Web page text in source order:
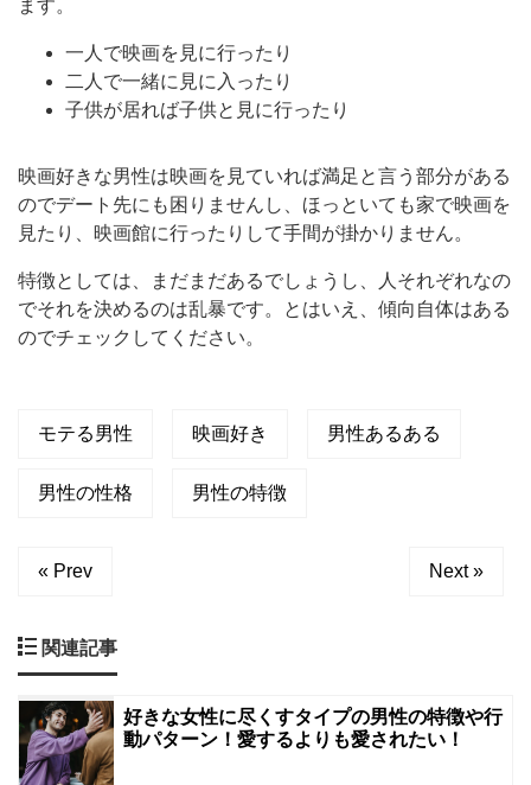
ます。
一人で映画を見に行ったり
二人で一緒に見に入ったり
子供が居れば子供と見に行ったり
映画好きな男性は映画を見ていれば満足と言う部分がある
のでデート先にも困りませんし、ほっといても家で映画を
見たり、映画館に行ったりして手間が掛かりません。
特徴としては、まだまだあるでしょうし、人それぞれなの
でそれを決めるのは乱暴です。とはいえ、傾向自体はある
のでチェックしてください。
モテる男性 映画好き 男性あるある
男性の性格 男性の特徴
« Prev Next »
関連記事
好きな女性に尽くすタイプの男性の特徴や行
動パターン！愛するよりも愛されたい！